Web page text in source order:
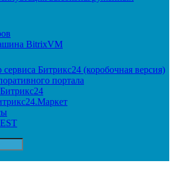
BitrixVM
Битрикс24 (коробочная версия)
портала